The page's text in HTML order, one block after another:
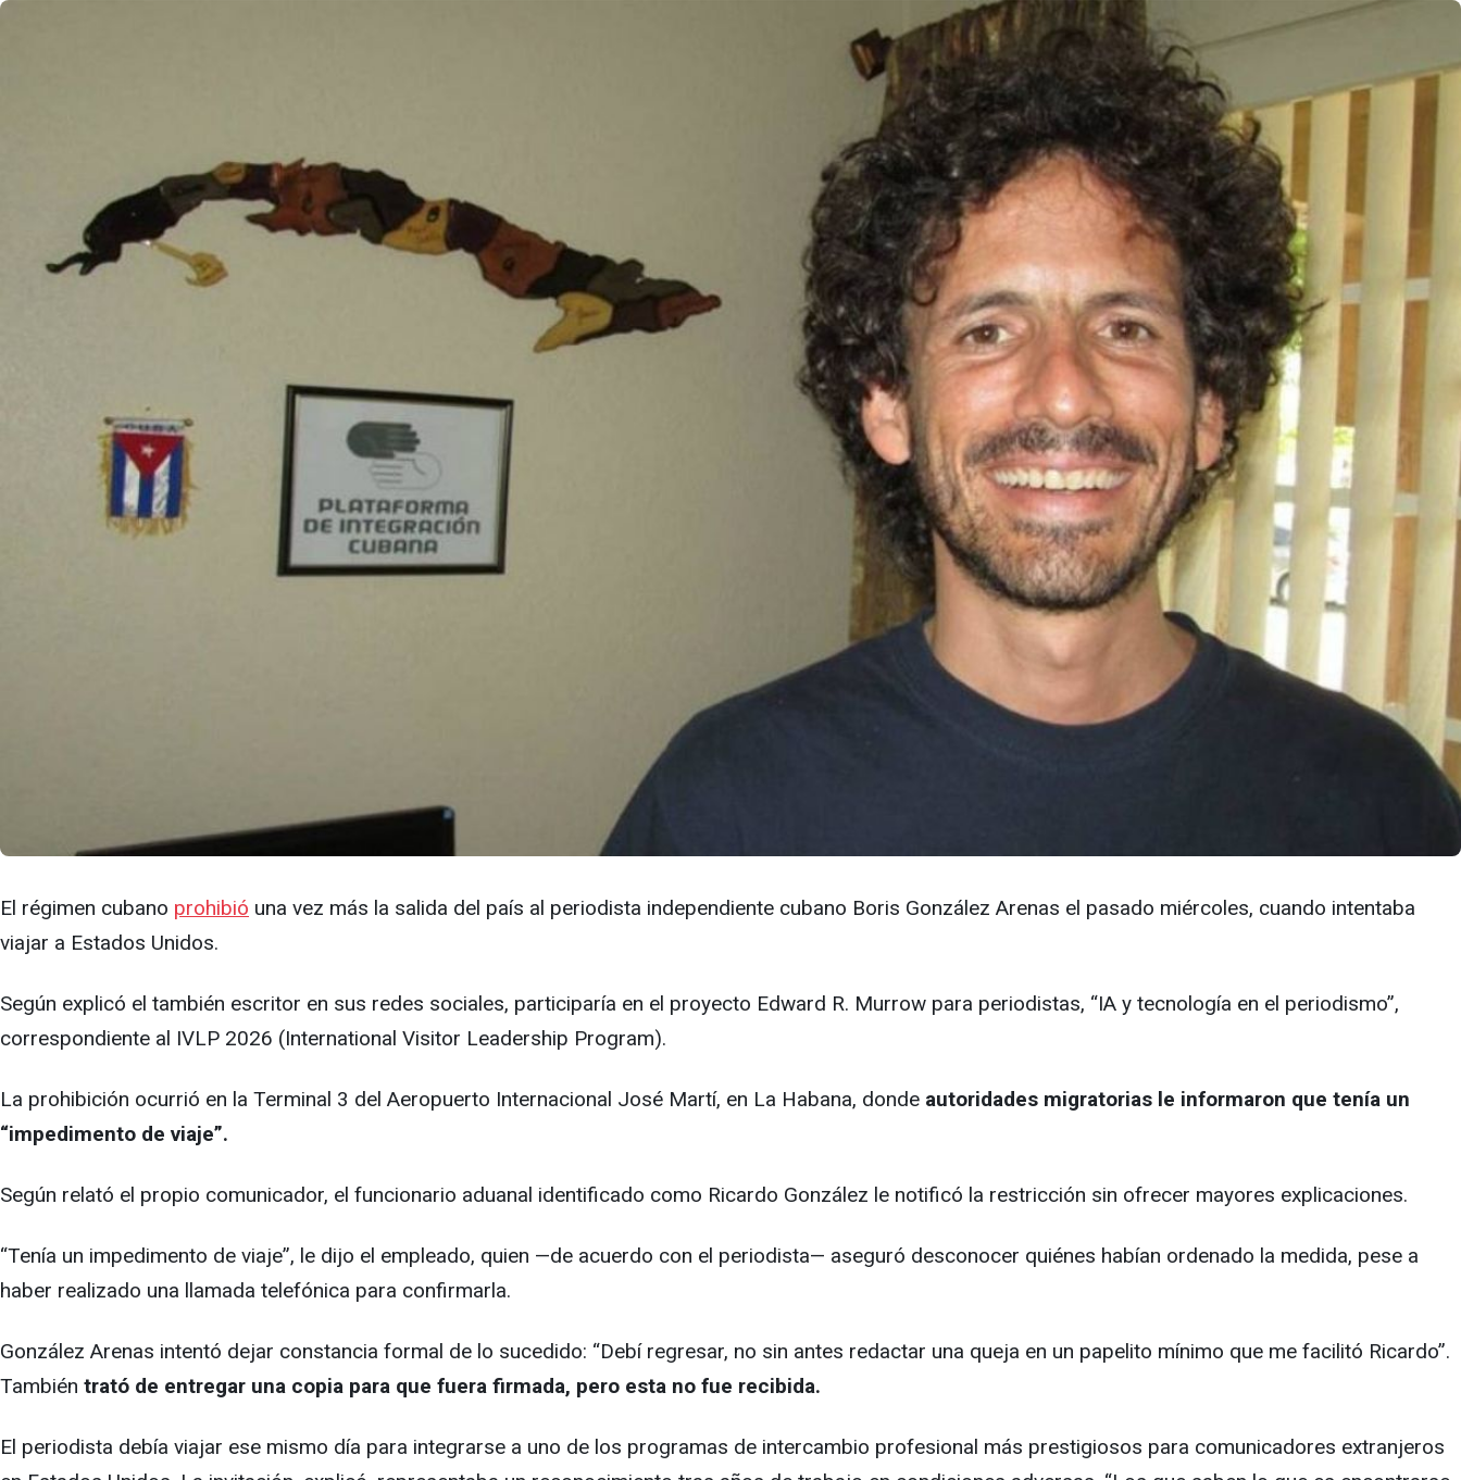
El régimen cubano prohibió una vez más la salida del país al periodista independiente cubano Boris González Arenas el pasado miércoles, cuando intentaba
viajar a Estados Unidos.
Según explicó el también escritor en sus redes sociales, participaría en el proyecto Edward R. Murrow para periodistas, “IA y tecnología en el periodismo”,
correspondiente al IVLP 2026 (International Visitor Leadership Program).
La prohibición ocurrió en la Terminal 3 del Aeropuerto Internacional José Martí, en La Habana, donde autoridades migratorias le informaron que tenía un
“impedimento de viaje”.
Según relató el propio comunicador, el funcionario aduanal identificado como Ricardo González le notificó la restricción sin ofrecer mayores explicaciones.
“Tenía un impedimento de viaje”, le dijo el empleado, quien —de acuerdo con el periodista— aseguró desconocer quiénes habían ordenado la medida, pese a
haber realizado una llamada telefónica para confirmarla.
González Arenas intentó dejar constancia formal de lo sucedido: “Debí regresar, no sin antes redactar una queja en un papelito mínimo que me facilitó Ricardo”.
También trató de entregar una copia para que fuera firmada, pero esta no fue recibida.
El periodista debía viajar ese mismo día para integrarse a uno de los programas de intercambio profesional más prestigiosos para comunicadores extranjeros